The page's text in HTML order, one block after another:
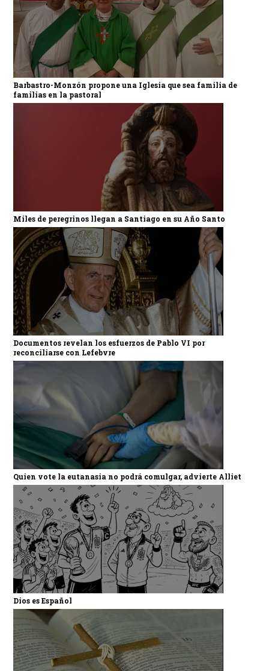
Barbastro-Monzón propone una Iglesia que sea familia de
familias en la pastoral
Miles de peregrinos llegan a Santiago en su Año Santo
Documentos revelan los esfuerzos de Pablo VI por
reconciliarse con Lefebvre
Quien vote la eutanasia no podrá comulgar, advierte Alliet
Dios es Español